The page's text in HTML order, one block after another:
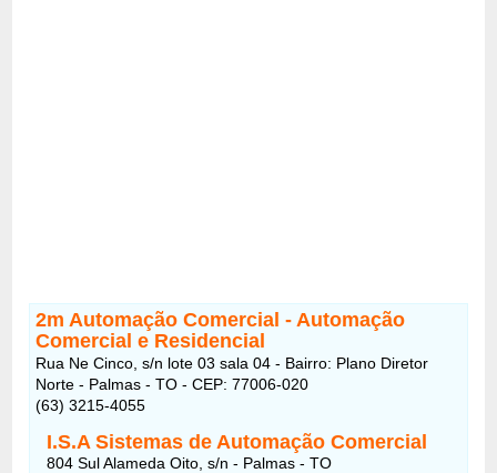
2m Automação Comercial - Automação
Comercial e Residencial
Rua Ne Cinco, s/n lote 03 sala 04 - Bairro: Plano Diretor
Norte - Palmas - TO - CEP: 77006-020
(63) 3215-4055
I.S.A Sistemas de Automação Comercial
804 Sul Alameda Oito, s/n - Palmas - TO